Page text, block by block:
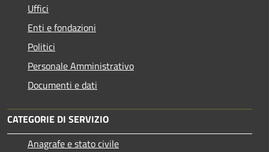
Uffici
Enti e fondazioni
Politici
Personale Amministrativo
Documenti e dati
CATEGORIE DI SERVIZIO
Anagrafe e stato civile